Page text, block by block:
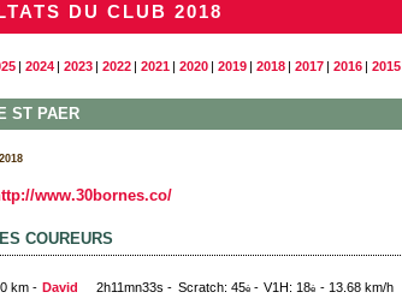
DU CLUB 2018
| 2024 | 2023 | 2022 | 2021 | 2020 | 2019 | 2018 | 2017 | 2016 | 2015
ST PAER
www.30bornes.co/
COUREURS
km - David 2h11mn33s - Scratch: 45è- V1H: 18è - 13.68 km/h